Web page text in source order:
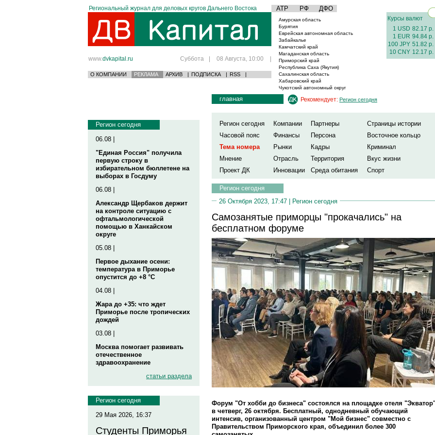
Региональный журнал для деловых кругов Дальнего Востока АТР РФ ДФО
www.dvkapital.ru Суббота | 08 Августа, 10:00 |
О КОМПАНИИ РЕКЛАМА АРХИВ | ПОДПИСКА | RSS |
Амурская область
Бурятия
Еврейская автономная область
Забайкалье
Камчатский край
Магаданская область
Приморский край
Республика Саха (Якутия)
Сахалинская область
Хабаровский край
Чукотский автономный округ
Курсы валют
1 USD 82.17 р.
1 EUR 94.84 р.
100 JPY 51.82 р.
10 CNY 12.17 р.
Регион сегодня
06.08 |
"Единая Россия" получила
первую строку в
избирательном бюллетене на
выборах в Госдуму
06.08 |
Александр Щербаков держит
на контроле ситуацию с
офтальмологической
помощью в Ханкайском
округе
05.08 |
Первое дыхание осени:
температура в Приморье
опустится до +8 °C
04.08 |
Жара до +35: что ждет
Приморье после тропических
дождей
03.08 |
Москва помогает развивать
отечественное
здравоохранение
статьи раздела
Регион сегодня
29 Мая 2026, 16:37
Студенты Приморья
главная Рекомендует: Регион сегодня
Регион сегодня Компании Партнеры
Страницы истории
Часовой пояс
Финансы Персона
Восточное кольцо
Тема номера
Рынки Кадры
Криминал
Мнение
Отрасль Территория
Вкус жизни
Проект ДК
Инновации Среда обитания Спорт
Регион сегодня
26 Октября 2023, 17:47 | Регион сегодня
Самозанятые приморцы "прокачались" на
бесплатном форуме
Форум "От хобби до бизнеса" состоялся на площадке отеля
в четверг, 26 октября. Бесплатный, однодневный обучающий
интенсив, организованный центром "Мой бизнес" совместно с
Правительством Приморского края, объединил более 300